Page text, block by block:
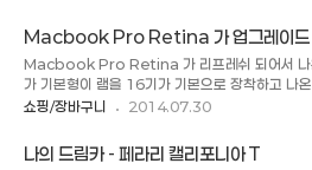
) 1:1 모니터를 기다리다가 안나온다길래 요즘 삼
기사 ) 대신 산업용으로는 출시를 할 예정이란다.
으로 안타까울 수 밖에 없다. 출시만 됐다면 최소
을텐데 아쉽기만 하다. LG 는 나름 새로운 것에
고 생각했었는데, 이건 아마도 수익이 안나서 출시
인지 다른 원인이 있는 것인지 알 수는 없지만 꽤나
부터 열심히 기다렸네..뉴스에는 삼성 디스플레이
Macbook Pro Retina 가 업그레이드
Macbook Pro Retina 가 리프레쉬 되어서 나
가 기본형이 램을 16기가 기본으로 장착하고 나
좋은 것 같다. 항상 램을 업그레이드 해야 하나 말
되어 나와 자체적으로 업그레이드가 불가능하다. )
온다니 Macbook Pro Retina 15 인치가 참으
쇼핑/장바구니 2014.07.30
나의 드림카 - 페라리 캘리포니아 T